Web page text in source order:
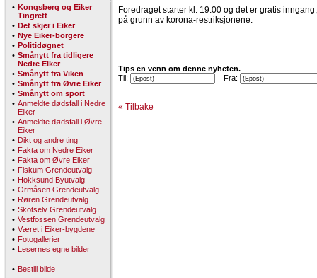
• Kongsberg og Eiker
Tingrett
• Det skjer i Eiker
• Nye Eiker-borgere
• Politidøgnet
• Smånytt fra tidligere
Nedre Eiker
• Smånytt fra Viken
• Smånytt fra Øvre Eiker
• Smånytt om sport
• Anmeldte dødsfall i Nedre
Eiker
• Anmeldte dødsfall i Øvre
Eiker
• Dikt og andre ting
• Fakta om Nedre Eiker
• Fakta om Øvre Eiker
• Fiskum Grendeutvalg
• Hokksund Byutvalg
• Ormåsen Grendeutvalg
• Røren Grendeutvalg
• Skotselv Grendeutvalg
• Vestfossen Grendeutvalg
• Været i Eiker-bygdene
• Fotogallerier
• Lesernes egne bilder
• Bestill bilde
Foredraget starter kl. 19.00 og det er gratis
på grunn av korona-restriksjonene.
Tips en venn om denne nyheten.
Til:
Fra:
« Tilbake